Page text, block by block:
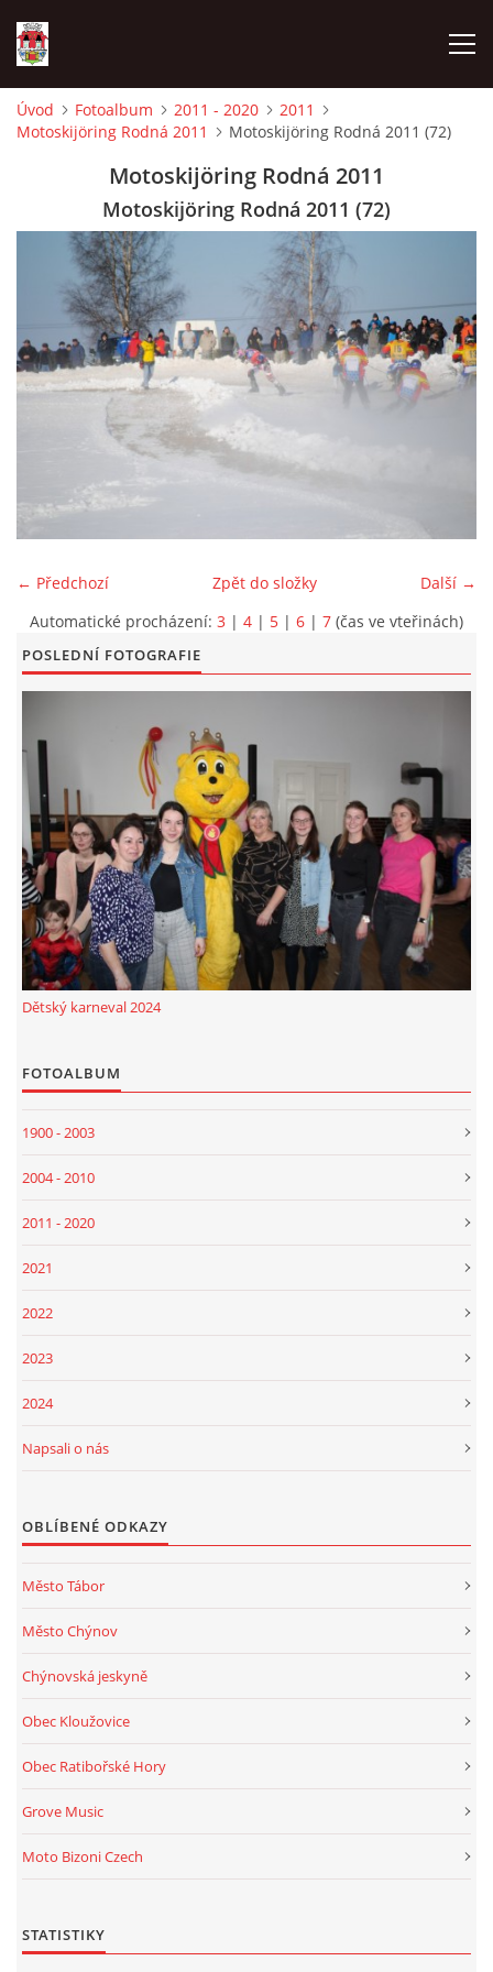
ÚVOD
VOLBY
KONTAKT
Úvod Fotoalbum 2011 - 2020
2011
Motoskijöring Rodná 2011
Motoskijöring Rodná 2011 (72)
Motoskijöring Rodná 2011
Motoskijöring Rodná 2011 (72)
← Předchozí Další →
Zpět do složky
Automatické procházení: 3 | 4 | 5 | 6 | 7 (čas ve vteřinách)
POSLEDNÍ FOTOGRAFIE
Dětský karneval 2024
FOTOALBUM
1900 - 2003
2004 - 2010
2011 - 2020
2021
2022
2023
2024
Napsali o nás
OBLÍBENÉ ODKAZY
Město Tábor
Město Chýnov
Chýnovská jeskyně
Obec Kloužovice
Obec Ratibořské Hory
Grove Music
Moto Bizoni Czech
STATISTIKY